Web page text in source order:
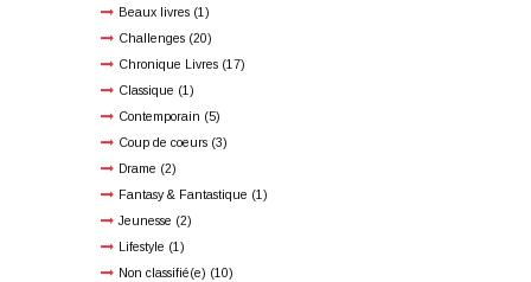
Beaux livres(1)
Challenges(20)
Chronique Livres(17)
Classique (1)
Contemporain (5)
Coup de coeurs(3)
Drame (2)
Fantasy & Fantastique (1)
Jeunesse (2)
Lifestyle (1)
Non classifié(e) (10)